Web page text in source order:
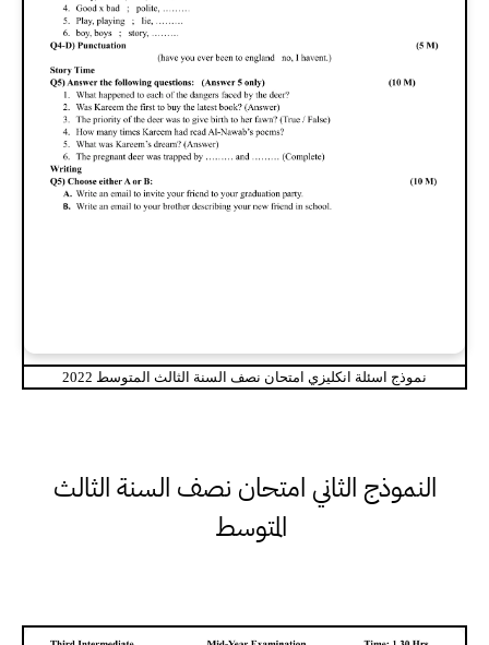
نموذج اسئلة انكليزي امتحان نصف السنة الثالث المتوسط 2022
النموذج الثاني امتحان نصف السنة الثالث
المتوسط